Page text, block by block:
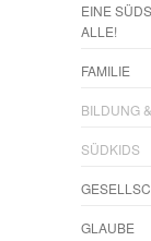
EINE
ALLE!
FAMILIE
BILDUNG
SÜDKIDS
GLAUBE